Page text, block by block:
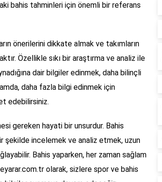
bahis tahminleri için önemli bir referans
önerilerini dikkate almak ve takımların
Özellikle sıkı bir araştırma ve analiz ile
dair bilgiler edinmek, daha bilinçli
daha fazla bilgi edinmek için
edebilirsiniz.
gereken hayati bir unsurdur. Bahis
şekilde incelemek ve analiz etmek, uzun
Bahis yaparken, her zaman sağlam
olarak, sizlere spor ve bahis